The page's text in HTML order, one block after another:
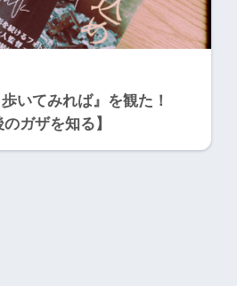
いてみれば』を観た！
ガザを知る】